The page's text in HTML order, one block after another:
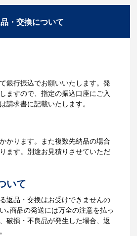
お気軽にご相談く
しします。
入稿
します。
名入れに必要なデ
入れイメージをデ
ます。
データのご入稿後
ります。
在庫がある場合、3
なります。
ガイドをもっとみる
・交換について
銀行振込でお願いいたします。発
ますので、指定の振込口座にご入
請求書に記載いたします。
かります。また複数先納品の場合
ます。別途お見積りさせていただ
いて
返品・交換はお受けできませんの
｡商品の発送には万全の注意を払っ
破損・不良品が発生した場合、返